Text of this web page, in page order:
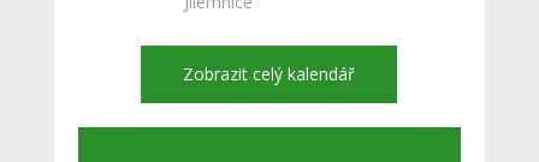
Zobrazit celý kalendář